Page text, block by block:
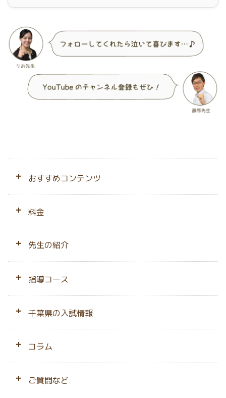
おすすめコンテンツ
はじめての方へ
千葉県専門の強み
みんなの声
無料の体験授業
料金
料金トップ
料金シミュレーション
先生の紹介
先生のプロフィール
相性ピッタリ保障
指導コース
小学生
千葉県の入試情報
中学入試
高校入試
コラム
お役立ちコラム
ご質問など